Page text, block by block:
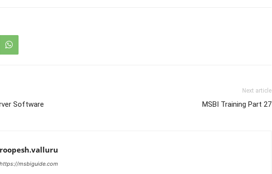
Software
Next article
MSBI Training Part 27
roopesh.valluru
https://msbiguide.com